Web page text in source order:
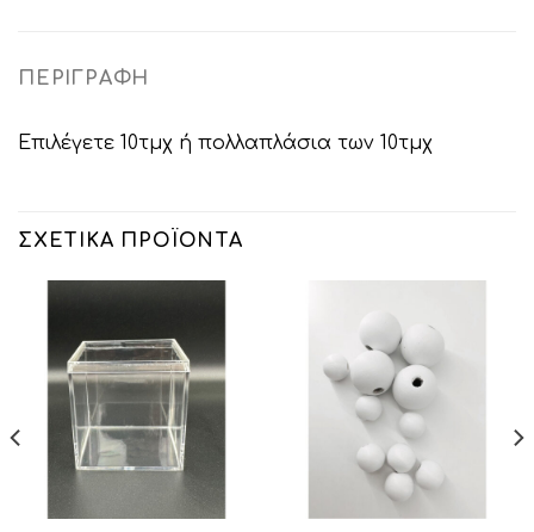
ΠΕΡΙΓΡΑΦΉ
Επιλέγετε 10τμχ ή πολλαπλάσια των 10τμχ
ΣΧΕΤΙΚΆ ΠΡΟΪΌΝΤΑ